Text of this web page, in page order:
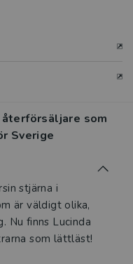
som
Sverige
stjärna i
är väldigt olika,
Nu finns Lucinda
som lättläst!